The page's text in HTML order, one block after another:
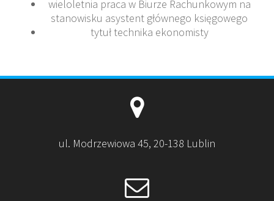
wieloletnia praca w Biurze Rachunkowym na
stanowisku asystent głównego księgowego
tytuł technika ekonomisty
ul. Modrzewiowa 45, 20-138 Lublin